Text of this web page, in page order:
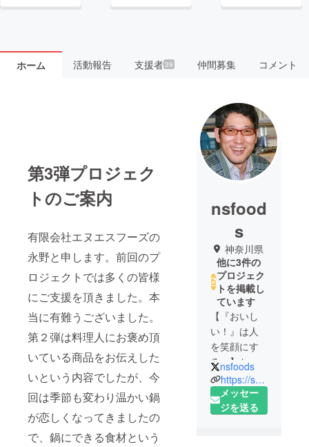
ホーム 活動報告 支援者39 仲間募集 コメント
第3弾プロジェク
トのご案内
有限会社エヌエスフーズの
永野と申します。前回のプ
ロジェクトでは多くの皆様
にご支援を頂きました。本
当に有難うございました。
第２弾は料理人にお褒め頂
いている商品をお伝えした
いという内容でしたが、今
回は季節も変わり温かい鍋
が恋しくなってきましたの
で、鍋にできる食材という
nsfood
s
神奈川県
他に3件の
プロジェク
トを掲載し
ています
【『おいし
い！』は人
を笑顔にす
る。】とい
うことを信
念に、３０
数年来、高
nsfoods
https://shop.shokuraku.com/
メッセー
ジを送る